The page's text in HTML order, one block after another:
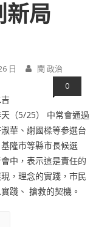
新局
日 閱 政治
0
（5/25） 中常會通過
華、謝國樑等参選台
隆市等縣市長候選
中，表示這是責任的
，理念的實踐，市民
踐、 搶救的契機。